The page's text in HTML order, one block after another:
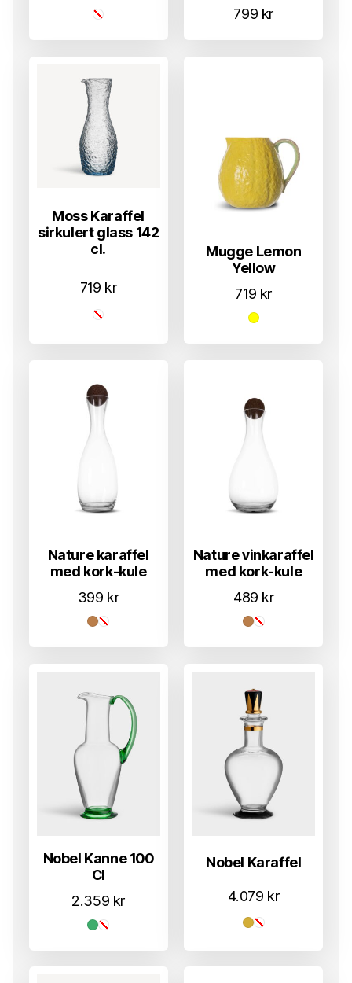
799 kr
Moss Karaffel
sirkulert glass 142
cl.
719 kr
Mugge Lemon
Yellow
719 kr
Nature karaffel
med kork-kule
399 kr
Nature vinkaraffel
med kork-kule
489 kr
Nobel Kanne 100
Cl
2.359 kr
Nobel Karaffel
4.079 kr